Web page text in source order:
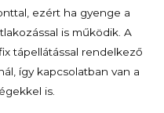
ezért ha gyenge a
is működik. A
tápellátással rendelkező
így kapcsolatban van a
is.